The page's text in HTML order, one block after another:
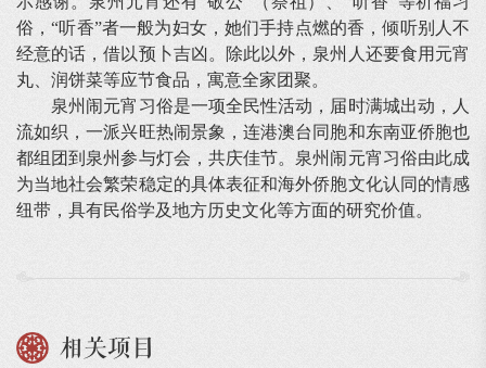
俗，“听香”者一般为妇女，她们手持点燃的香，倾听别人不
经意的话，借以预卜吉凶。除此以外，泉州人还要食用元宵
丸、润饼菜等应节食品，寓意全家团聚。
泉州闹元宵习俗是一项全民性活动，届时满城出动，人
流如织，一派兴旺热闹景象，连港澳台同胞和东南亚侨胞也
都组团到泉州参与灯会，共庆佳节。泉州闹元宵习俗由此成
为当地社会繁荣稳定的具体表征和海外侨胞文化认同的情感
纽带，具有民俗学及地方历史文化等方面的研究价值。
相关项目